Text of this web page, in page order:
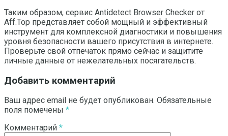
Таким образом, сервис Antidetect Browser Checker от
Aff.Top представляет собой мощный и эффективный
инструмент для комплексной диагностики и повышения
уровня безопасности вашего присутствия в интернете.
Проверьте свой отпечаток прямо сейчас и защитите
личные данные от нежелательных посягательств.
Добавить комментарий
Ваш адрес email не будет опубликован. Обязательные
поля помечены *
Комментарий *